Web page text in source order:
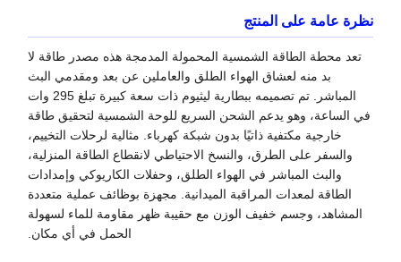
نظرة عامة على المنتج
تعد محطة الطاقة الشمسية المحمولة المدمجة هذه مصدر طاقة لا
بد منه لعشاق الهواء الطلق والعاملين عن بعد ومقدمي البث
المباشر. تم تصميمه ببطارية ليثيوم ذات سعة كبيرة تبلغ 295 وات
في الساعة، وهو يدعم الشحن السريع للوحة الشمسية لتحقيق طاقة
خارجية مكتفية ذاتيًا بدون شبكة كهرباء. مثالية لرحلات التخييم،
والسفر على الطرق، والنسخ الاحتياطي لانقطاع الطاقة المنزلية،
والبث المباشر في الهواء الطلق، وحفلات الكاريوكي وإمدادات
الطاقة لمعدات المراقبة الميدانية. مجهزة بوظائف عملية متعددة
المشاهد، وجسم خفيف الوزن مع حقيبة ظهر مقاومة للماء لسهولة
الحمل في أي مكان.